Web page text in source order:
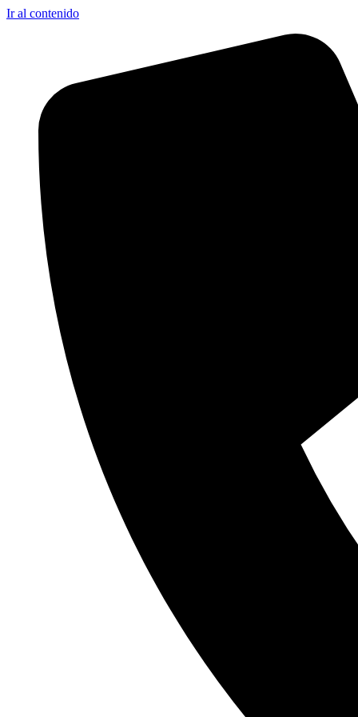
Ir al contenido